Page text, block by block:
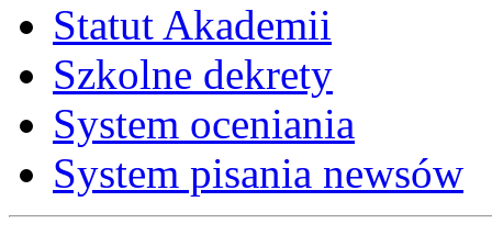
Statut Akademii
Szkolne dekrety
System oceniania
System pisania newsów